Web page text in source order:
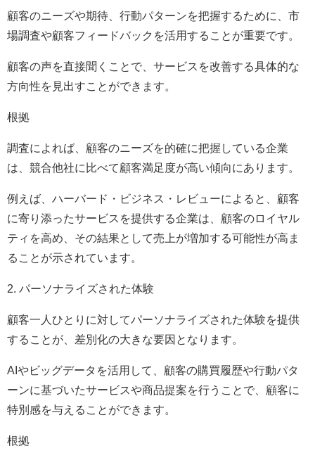
顧客のニーズや期待、行動パターンを把握するために、市
場調査や顧客フィードバックを活用することが重要です。
顧客の声を直接聞くことで、サービスを改善する具体的な
方向性を見出すことができます。
根拠
調査によれば、顧客のニーズを的確に把握している企業
は、競合他社に比べて顧客満足度が高い傾向にあります。
例えば、ハーバード・ビジネス・レビューによると、顧客
に寄り添ったサービスを提供する企業は、顧客のロイヤル
ティを高め、その結果として売上が増加する可能性が高ま
ることが示されています。
2. パーソナライズされた体験
顧客一人ひとりに対してパーソナライズされた体験を提供
することが、差別化の大きな要因となります。
AIやビッグデータを活用して、顧客の購買履歴や行動パタ
ーンに基づいたサービスや商品提案を行うことで、顧客に
特別感を与えることができます。
根拠